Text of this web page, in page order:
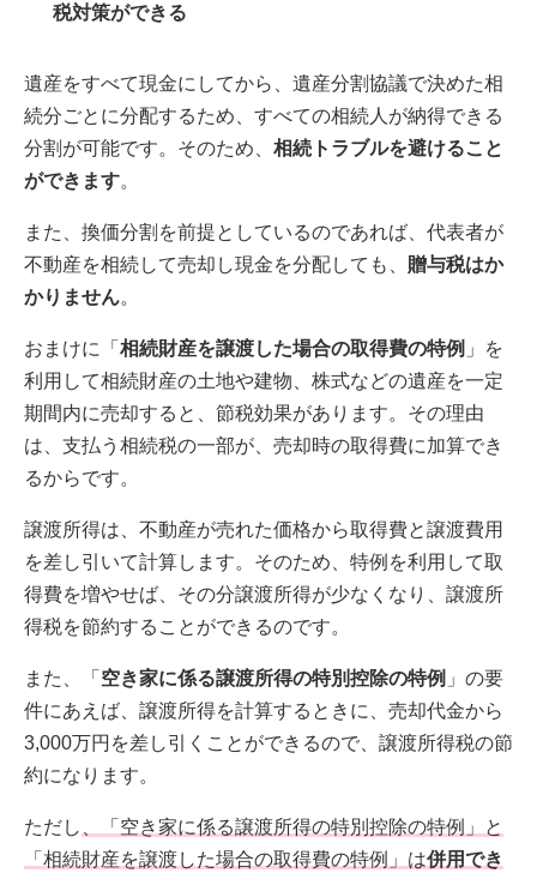
税対策ができる
遺産をすべて現金にしてから、遺産分割協議で決めた相
続分ごとに分配するため、すべての相続人が納得できる
分割が可能です。そのため、 相続トラブルを避けること
ができます。
また、換価分割を前提としているのであれば、代表者が
不動産を相続して売却し現金を分配しても、 贈与税はか
かりません。
おまけに「 相続財産を譲渡した場合の取得費の特例 」を
利用して相続財産の土地や建物、株式などの遺産を一定
期間内に売却すると、節税効果があります。その理由
は、支払う相続税の一部が、売却時の取得費に加算でき
るからです。
譲渡所得は、不動産が売れた価格から取得費と譲渡費用
を差し引いて計算します。そのため、特例を利用して取
得費を増やせば、その分譲渡所得が少なくなり、譲渡所
得税を節約することができるのです。
また、「 空き家に係る譲渡所得の特別控除の特例 」の要
件にあえば、譲渡所得を計算するときに、売却代金から
3,000万円を差し引くことができるので、譲渡所得税の節
約になります。
ただし
、「空き家に係る譲渡所得の特別控除の特例」と
「相続財産を譲渡した場合の取得費の特例」は併用でき